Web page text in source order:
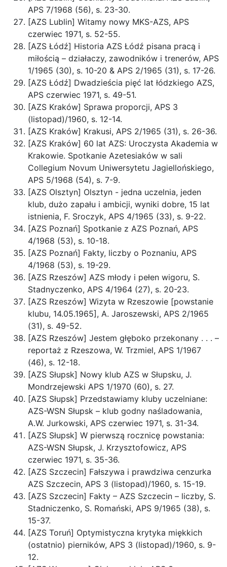
APS 7/1968 (56), s. 23-30.
[AZS Lublin] Witamy nowy MKS-AZS, APS
czerwiec 1971, s. 52-55.
[AZS Łódź] Historia AZS Łódź pisana pracą i
miłością – działaczy, zawodników i trenerów, APS
1/1965 (30), s. 10-20 & APS 2/1965 (31), s. 17-26.
[AZS Łódź] Dwadzieścia pięć lat łódzkiego AZS,
APS czerwiec 1971, s. 49-51.
[AZS Kraków] Sprawa proporcji, APS 3
(listopad)/1960, s. 12-14.
[AZS Kraków] Krakusi, APS 2/1965 (31), s. 26-36.
[AZS Kraków] 60 lat AZS: Uroczysta Akademia w
Krakowie. Spotkanie Azetesiaków w sali
Collegium Novum Uniwersytetu Jagiellońskiego,
APS 5/1968 (54), s. 7-9.
[AZS Olsztyn] Olsztyn - jedna uczelnia, jeden
klub, dużo zapału i ambicji, wyniki dobre, 15 lat
istnienia, F. Sroczyk, APS 4/1965 (33), s. 9-22.
[AZS Poznań] Spotkanie z AZS Poznań, APS
4/1968 (53), s. 10-18.
[AZS Poznań] Fakty, liczby o Poznaniu, APS
4/1968 (53), s. 19-29.
[AZS Rzeszów] AZS młody i pełen wigoru, S.
Stadnyczenko, APS 4/1964 (27), s. 20-23.
[AZS Rzeszów] Wizyta w Rzeszowie [powstanie
klubu, 14.05.1965], A. Jaroszewski, APS 2/1965
(31), s. 49-52.
[AZS Rzeszów] Jestem głęboko przekonany . . . –
reportaż z Rzeszowa, W. Trzmiel, APS 1/1967
(46), s. 12-18.
[AZS Słupsk] Nowy klub AZS w Słupsku, J.
Mondrzejewski APS 1/1970 (60), s. 27.
[AZS Słupsk] Przedstawiamy kluby uczelniane:
AZS-WSN Słupsk – klub godny naśladowania,
A.W. Jurkowski, APS czerwiec 1971, s. 31-34.
[AZS Słupsk] W pierwszą rocznicę powstania:
AZS-WSN Słupsk, J. Krzysztofowicz, APS
czerwiec 1971, s. 35-36.
[AZS Szczecin] Fałszywa i prawdziwa cenzurka
AZS Szczecin, APS 3 (listopad)/1960, s. 15-19.
[AZS Szczecin] Fakty – AZS Szczecin – liczby, S.
Stadniczenko, S. Romański, APS 9/1965 (38), s.
15-37.
[AZS Toruń] Optymistyczna krytyka miękkich
(ostatnio) pierników, APS 3 (listopad)/1960, s. 9-
12.